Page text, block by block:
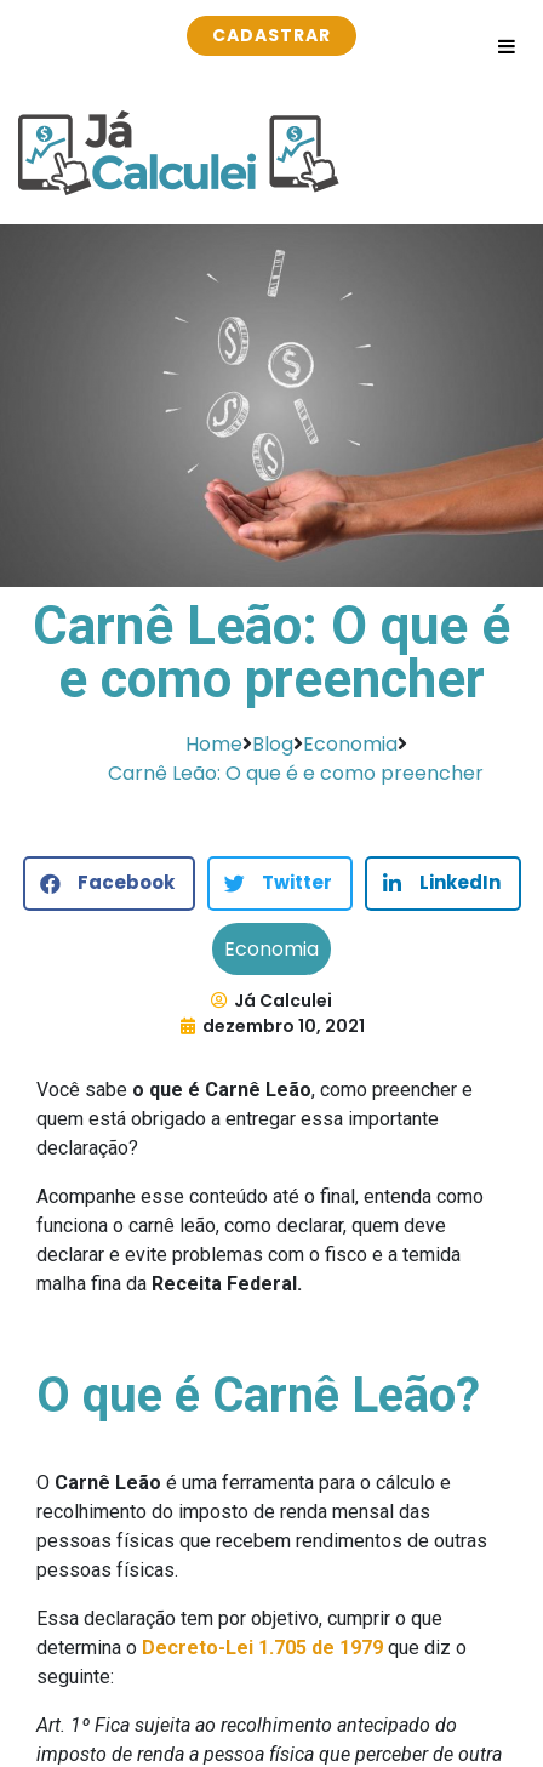
CADASTRAR
Carnê Leão: O que é
e como preencher
Home Blog Economia
Carnê Leão: O que é e como preencher
Facebook Twitter LinkedIn
Economia
Já Calculei
dezembro 10, 2021
Você sabe o que é Carnê Leão, como preencher e
quem está obrigado a entregar essa importante
declaração?
Acompanhe esse conteúdo até o final, entenda como
funciona o carnê leão, como declarar, quem deve
declarar e evite problemas com o fisco e a temida
malha fina da Receita Federal.
O que é Carnê Leão?
O Carnê Leão é uma ferramenta para o cálculo e
recolhimento do imposto de renda mensal das
pessoas físicas que recebem rendimentos de outras
pessoas físicas.
Essa declaração tem por objetivo, cumprir o que
determina o Decreto-Lei 1.705 de 1979 que diz o
seguinte:
Art. 1º Fica sujeita ao recolhimento antecipado do
imposto de renda a pessoa física que perceber de outra